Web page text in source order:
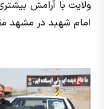
ولایت با آرامش
امام شهید در مشهد